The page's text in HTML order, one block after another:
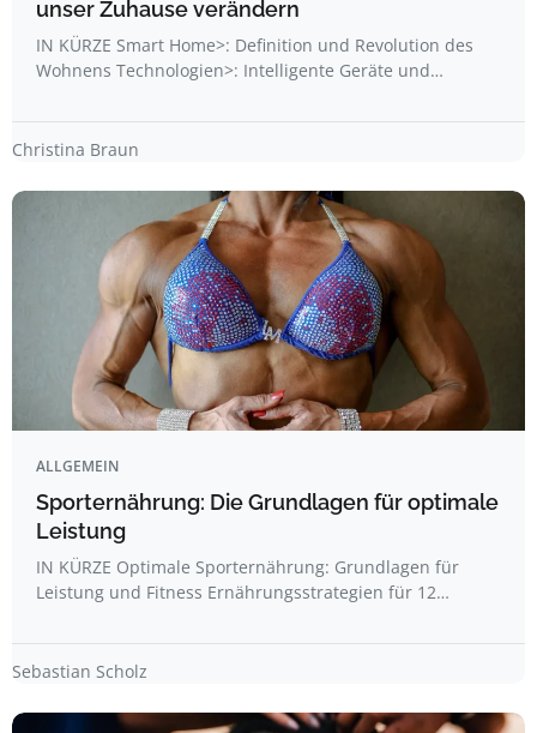
unser Zuhause verändern
IN KÜRZE Smart Home>: Definition und Revolution des
Wohnens Technologien>: Intelligente Geräte und…
Christina Braun
ALLGEMEIN
Sporternährung: Die Grundlagen für optimale
Leistung
IN KÜRZE Optimale Sporternährung: Grundlagen für
Leistung und Fitness Ernährungsstrategien für 12…
Sebastian Scholz